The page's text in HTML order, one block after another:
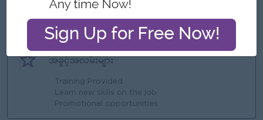
International Standards
Join an experienced team
အခွင့်အလမ်းများ
Training Provided
Learn new skills on the job
Promotional opportunities